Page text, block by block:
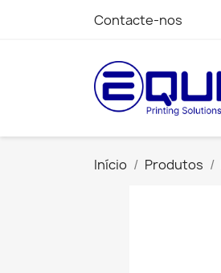
Contacte-nos
Início Produtos